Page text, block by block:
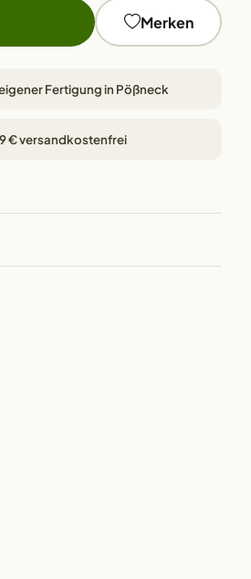
Merken
Fertigung in Pößneck
€ versandkostenfrei